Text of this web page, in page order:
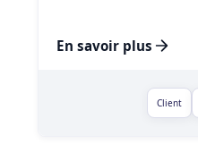
En savoir plus
Client